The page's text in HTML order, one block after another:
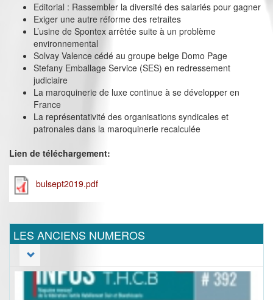
Editorial : Rassembler la diversité des salariés pour gagner
Exiger une autre réforme des retraites
L’usine de Spontex arrêtée suite à un problème
environnemental
Solvay Valence cédé au groupe belge Domo Page
Stefany Emballage Service (SES) en redressement
judiciaire
La maroquinerie de luxe continue à se développer en
France
La représentativité des organisations syndicales et
patronales dans la maroquinerie recalculée
Lien de téléchargement:
bulsept2019.pdf
LES ANCIENS NUMEROS